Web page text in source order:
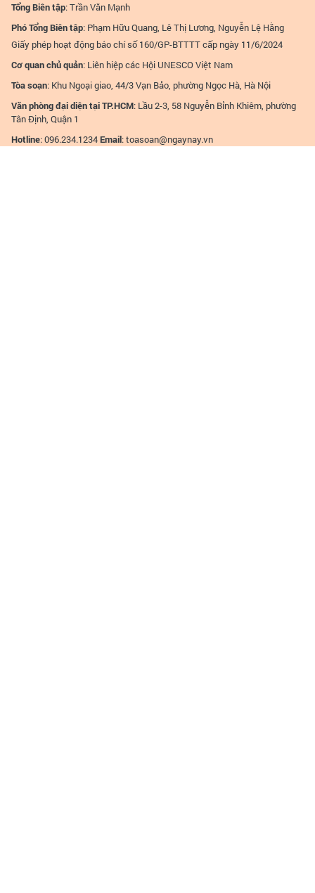
Tổng Biên tập: Trần Văn Mạnh
Phó Tổng Biên tập: Phạm Hữu Quang, Lê Thị Lương, Nguyễn Lệ Hằng
Giấy phép hoạt động báo chí số 160/GP-BTTTT cấp ngày 11/6/2024
Cơ quan chủ quản: Liên hiệp các Hội UNESCO Việt Nam
Tòa soạn: Khu Ngoại giao, 44/3 Vạn Bảo, phường Ngọc Hà, Hà Nội
Văn phòng đại diện tại TP.HCM: Lầu 2-3, 58 Nguyễn Bỉnh Khiêm, phường
Tân Định, Quận 1
Hotline: 096.234.1234Email:toasoan@ngaynay.vn